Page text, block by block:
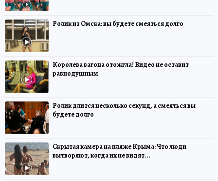
Ролик из Омска: вы будете смеяться долго
Королева вагона отожгла! Видео не оставит
равнодушным
Ролик длится несколько секунд, а смеяться вы
будете долго
Скрытая камера на пляже Крыма: Что люди
вытворяют, когда их не видят...